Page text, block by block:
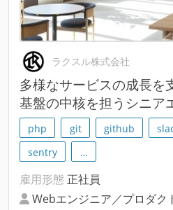
ラクスル株式会社
多様なサービスの成長
基盤の中核を担うシニア
php git github
sentry
…
雇用形態 正社員
Webエンジニア／プロダク